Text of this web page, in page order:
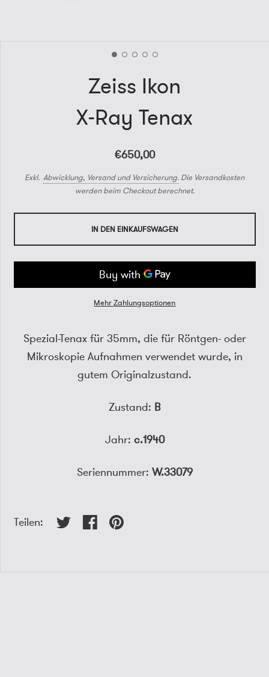
Zeiss Ikon
X-Ray Tenax
€650,00
Exkl.Abwicklung, Versand und Versicherung. Die Versandkosten
werden beim Checkout berechnet.
IN DEN EINKAUFSWAGEN
Mehr Zahlungsoptionen
Spezial-Tenax für 35mm, die für Röntgen- oder
Mikroskopie Aufnahmen verwendet wurde, in
gutem Originalzustand.
Zustand: B
Jahr: c.1940
Seriennummer: W.33079
Teilen: